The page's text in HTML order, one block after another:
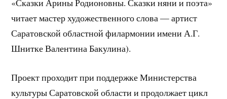
читает мастер художественного слова — артист
Саратовской областной филармонии имени А.Г.
Шнитке Валентина Бакулина).
Проект проходит при поддержке Министерства
культуры Саратовской области и продолжает цикл